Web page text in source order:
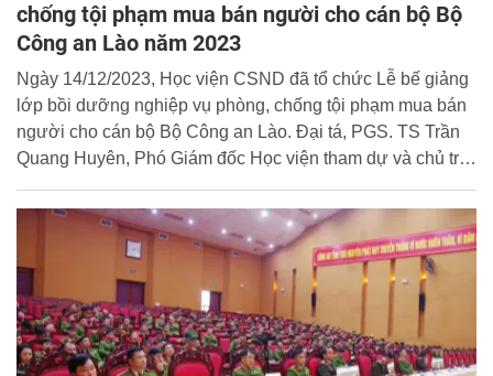
chống tội phạm mua bán người cho cán bộ Bộ
Công an Lào năm 2023
Ngày 14/12/2023, Học viện CSND đã tổ chức Lễ bế giảng
lớp bồi dưỡng nghiệp vụ phòng, chống tội phạm mua bán
người cho cán bộ Bộ Công an Lào. Đại tá, PGS. TS Trần
Quang Huyên, Phó Giám đốc Học viện tham dự và chủ trì